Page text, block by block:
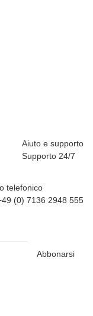
Aiuto e supporto
Supporto 24/7
telefonico
(0) 7136 2948 555
Abbonarsi